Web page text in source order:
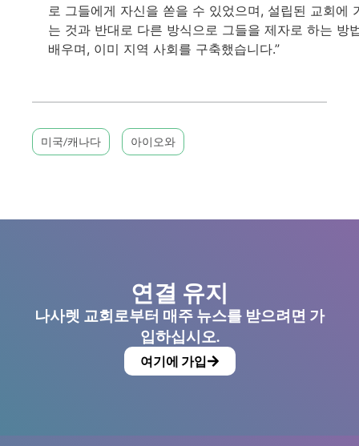
로 그들에게 자신을 쏟을 수 있었으며, 설립된 교회에
는 것과 반대로 다른 방식으로 그들을 제자로 하는 방
배우며, 이미 지역 사회를 구축했습니다.”
미국/캐나다 아이오와
연결 유지
나사렛 교회로부터 매주 뉴스를 받으려면 가
입하십시오.
여기에 가입